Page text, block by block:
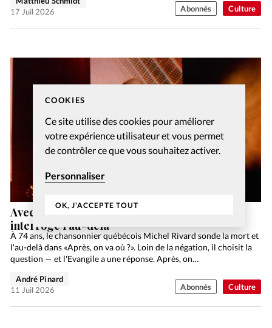
COOKIES
Ce site utilise des cookies pour améliorer
votre expérience utilisateur et vous permet
de contrôler ce que vous souhaitez activer.
Personnaliser
OK, J'ACCEPTE TOUT
Culture
17 Juil 2026
Abonnés
Culture
Avec «Après, on va où?», Michel Rivard
interroge l’au-delà
À 74 ans, le chansonnier québécois Michel Rivard sonde la mort et
l'au-delà dans «Après, on va où ?». Loin de la négation, il choisit la
question — et l'Evangile a une réponse. Après, on…
André Pinard
11 Juil 2026
Abonnés